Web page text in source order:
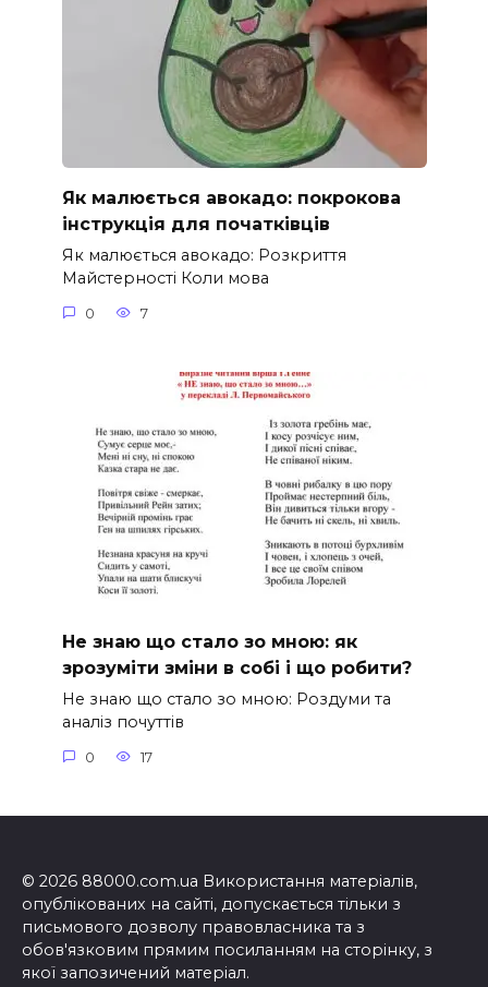
Як малюється авокадо: покрокова
інструкція для початківців
Як малюється авокадо: Розкриття
Майстерності Коли мова
0 7
Не знаю що стало зо мною: як
зрозуміти зміни в собі і що робити?
Не знаю що стало зо мною: Роздуми та
аналіз почуттів
0 17
© 2026 88000.com.ua Використання матеріалів,
опублікованих на сайті, допускається тільки з
письмового дозволу правовласника та з
обов'язковим прямим посиланням на сторінку, з
якої запозичений матеріал.